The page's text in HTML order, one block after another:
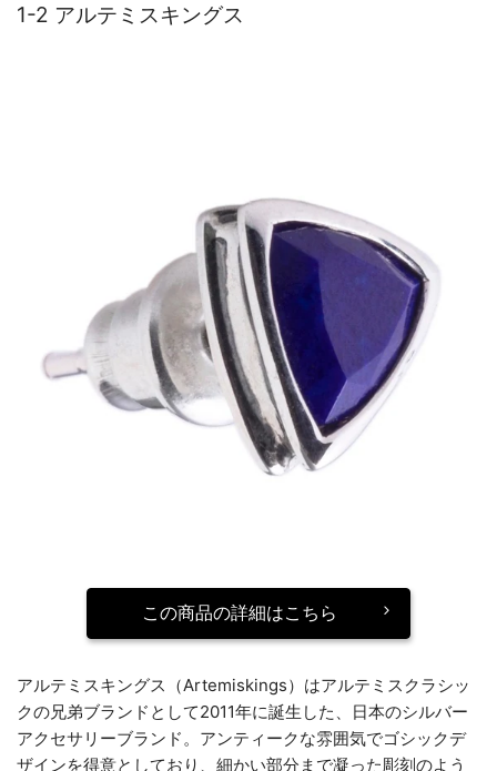
1-2 アルテミスキングス
この商品の詳細はこちら
アルテミスキングス（Artemiskings）はアルテミスクラシッ
クの兄弟ブランドとして2011年に誕生した、日本のシルバー
アクセサリーブランド。アンティークな雰囲気でゴシックデ
ザインを得意としており、細かい部分まで凝った彫刻のよう